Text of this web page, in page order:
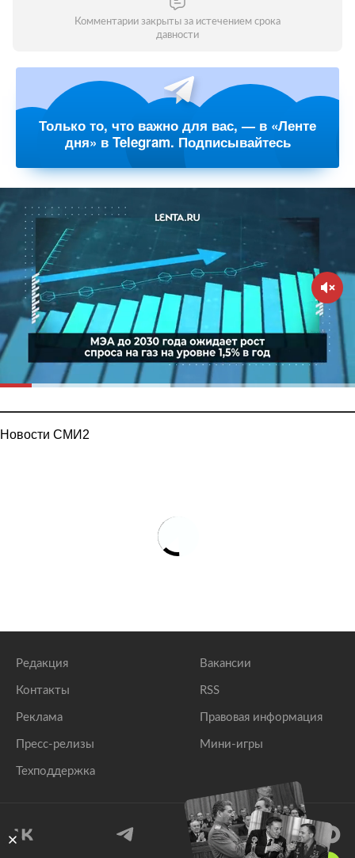
Комментарии закрыты за истечением срока
давности
Только то, что важно для вас, — в «Ленте
дня» в Telegram. Подписывайтесь
Новости СМИ2
Редакция
Контакты
Реклама
Пресс-релизы
Техподдержка
Вакансии
RSS
Правовая информация
Мини-игры